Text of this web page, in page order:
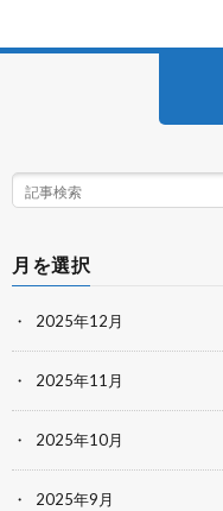
月を選択
2025年12月
2025年11月
2025年10月
2025年9月